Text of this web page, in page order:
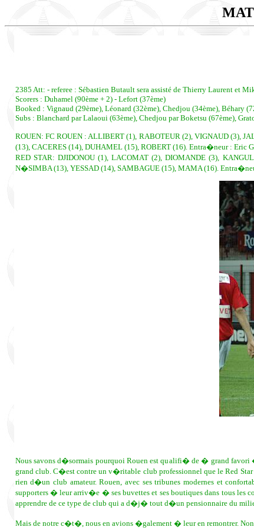
2385 Att: - referee : Sébastien Butault sera assisté de Thierry Laurent et
Scorers : Duhamel (90ème + 2) - Lefort (37ème)
Booked : Vignaud (29ème), Léonard (32ème), Chedjou (34ème), Béhary
Subs : Blanchard par Lalaoui (63ème), Chedjou par Boketsu (67ème),
ROUEN: FC ROUEN : ALLIBERT (1), RABOTEUR (2), VIGNAUD (3),
(13), CACERES (14), DUHAMEL (15), ROBERT (16). Entra�neur : Eric
RED STAR: DJIDONOU (1), LACOMAT (2), DIOMANDE (3),
N�SIMBA (13), YESSAD (14), SAMBAGUE (15), MAMA (16).
Nous savons d�sormais pourquoi Rouen est qualifi� de � grand favori
grand club. C�est contre un v�ritable club professionnel que le Red
rien d�un club amateur. Rouen, avec ses tribunes modernes et
supporters � leur arriv�e � ses buvettes et ses boutiques dans tous les
apprendre de ce type de club qui a d�j� tout d�un pensionnaire du
Mais de notre c�t�, nous en avions �galement � leur en remontrer.